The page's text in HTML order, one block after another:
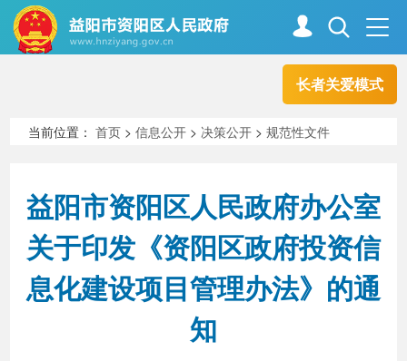
长者关爱模式
走进资阳
新闻中心 解读回应
当前位置：首页 >信息公开 >决策公开 >规范性文件
益阳市资阳区人民政府办公室
关于印发《资阳区政府投资信
息化建设项目管理办法》的通
知